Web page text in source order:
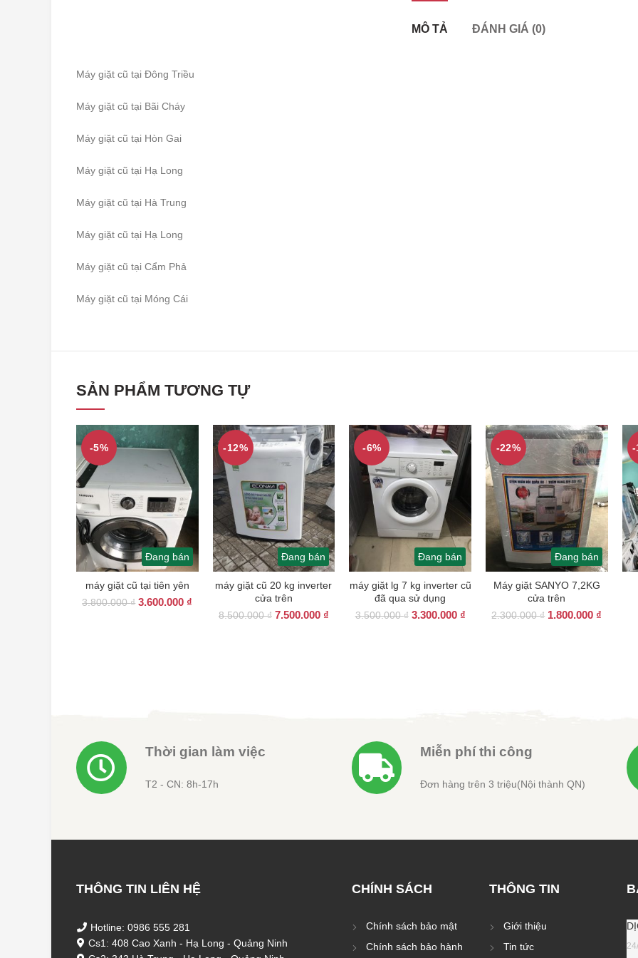
MÔ TẢ ĐÁNH GIÁ (0)
Máy giặt cũ tại Đông Triều
Máy giặt cũ tại Bãi Cháy
Máy giặt cũ tại Hòn Gai
Máy giặt cũ tại Hạ Long
Máy giặt cũ tại Hà Trung
Máy giặt cũ tại Hạ Long
Máy giặt cũ tại Cẩm Phả
Máy giặt cũ tại Móng Cái
SẢN PHẨM TƯƠNG TỰ
Đang bán
-5%
máy giặt cũ tại tiên yên
3.800.000₫ Giá
3.600.000 ₫
Đang bán
-12%
máy giặt cũ 20 kg inverter
cửa trên
8.500.000₫ Giá
7.500.000 ₫Giá
Đang bán
-6%
máy giặt lg 7 kg inverter cũ
đã qua sử dụng
3.500.000₫ Giá
3.300.000 ₫Giá
Đang bán
-22%
Máy giặt SANYO 7,2KG
cửa trên
2.300.000₫ Giá
1.800.000 ₫
-
Thời gian làm việc
T2 - CN: 8h-17h
Miễn phí thi công
Đơn hàng trên 3 triệu(Nội thành QN)
THÔNG TIN LIÊN HỆ
Hotline: 0986 555 281
Cs1: 408 Cao Xanh - Hạ Long - Quảng Ninh
CHÍNH SÁCH
Chính sách bảo mật
Chính sách bảo hành
THÔNG TIN
Giới thiệu
Tin tức